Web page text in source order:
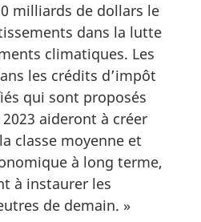
milliards de dollars le
dans la lutte
climatiques. Les
les crédits d’impôt
qui sont proposés
aideront à créer
classe moyenne et
à long terme,
à instaurer les
de demain. »